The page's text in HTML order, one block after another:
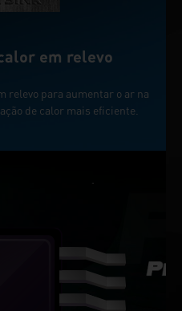
em relevo
relevo para aumentar o ar na
de calor mais eficiente.